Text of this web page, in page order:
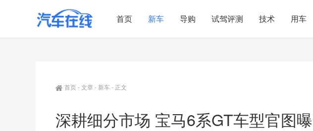
首页 新车 导购 试驾评测 技术 用车
首页-文章- 新车- 正文
深耕细分市场 宝马6系GT车型官图